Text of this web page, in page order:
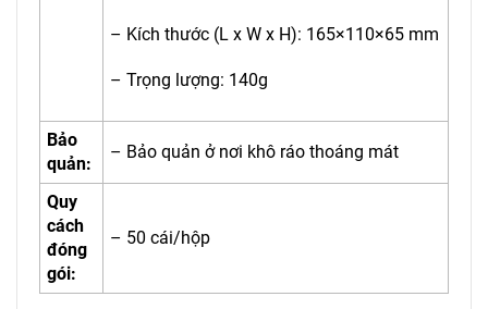
– Kích thước (L x W x H): 165×110×65 mm
– Trọng lượng: 140g
Bảo
quản:
– Bảo quản ở nơi khô ráo thoáng mát
Quy
cách
đóng
gói:
– 50 cái/hộp